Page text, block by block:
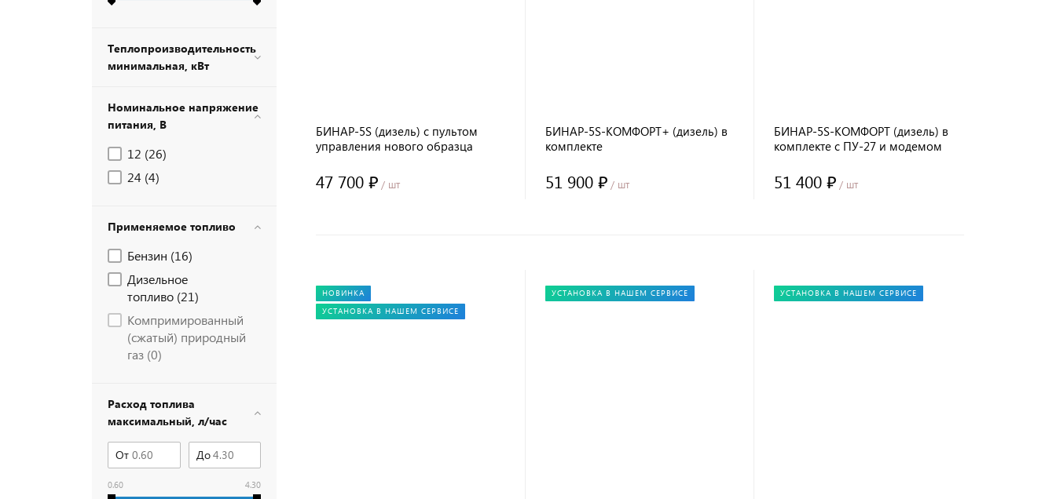
Теплопроизводительность
минимальная, кВт
Номинальное напряжение
питания, В
12 (26)
24 (4)
Применяемое топливо
Бензин (16)
Дизельное
топливо (21)
Компримированный
(сжатый) природный
газ (0)
Расход топлива
максимальный, л/час
От До
0.60 4.30
БИНАР-5S (дизель) с пультом
управления нового образца
47 700 ₽ / шт
БИНАР-5S-КОМФОРТ+ (дизель) в
комплекте
51 900 ₽/ шт
БИНАР-5S-КОМФОРТ (дизель) в
комплекте с ПУ-27 и модемом
51 400 ₽ / шт
НОВИНКА
УСТАНОВКА В НАШЕМ СЕРВИСЕ
УСТАНОВКА В НАШЕМ СЕРВИСЕ УСТАНОВКА В НАШЕМ СЕРВИСЕ